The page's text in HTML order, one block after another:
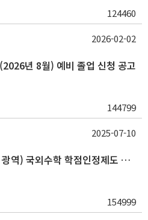
124460
년 8월) 예비 졸업 신청 공고
144799
2026-02-02
☆ 학부대학(자유전공학부, 광역) 국외수학 학점인정제도 변경 안내(2025-2학기 파견학생부터)
154999
2025-07-10